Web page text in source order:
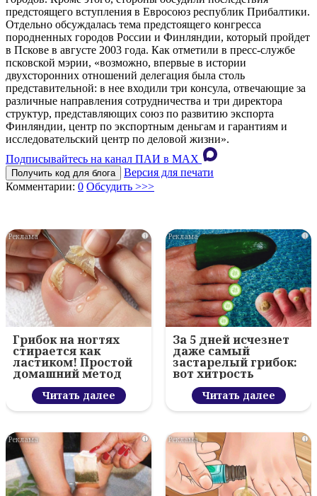
предстоящего вступления в Евросоюз республик Прибалтики.
Отдельно обсуждалась тема предстоящего конгресса
породненных городов России и Финляндии, который пройдет
в Пскове в августе 2003 года. Как отметили в пресс-службе
псковской мэрии, «возможно, впервые в истории
двухсторонних отношений делегация была столь
представительной: в нее входили три консула, отвечающие за
различные направления сотрудничества и три директора
структур, представляющих союз по развитию экспорта
Финляндии, центр по экспортным деньгам и гарантиям и
исследовательский центр по деловой жизни».
Подписывайтесь на канал ПАИ в MAХ
Получить код для блога
Версия для печати
Комментарии: 0 Обсудить >>>
i
Грибок на ногтях
стирается как
ластиком! Простой
домашний метод
Читать далее
i
За 5 дней исчезнет
даже самый
застарелый грибок:
вот хитрость
Читать далее
i i